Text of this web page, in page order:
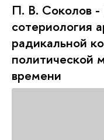
П. В. Соколов -
сотериология
радикальной
политической
времени